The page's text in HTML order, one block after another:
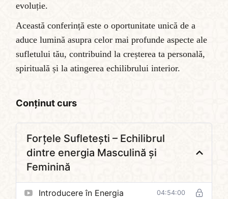
evoluție.
Această conferință este o oportunitate unică de a
aduce lumină asupra celor mai profunde aspecte ale
sufletului tău, contribuind la creșterea ta personală,
spirituală și la atingerea echilibrului interior.
Conținut curs
Forțele Sufletești – Echilibrul
dintre energia Masculină și
Feminină
Introducere în Energia
04:54:00